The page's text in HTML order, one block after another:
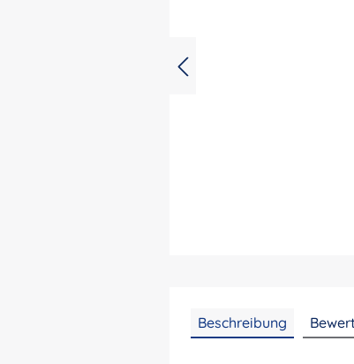
Beschreibung